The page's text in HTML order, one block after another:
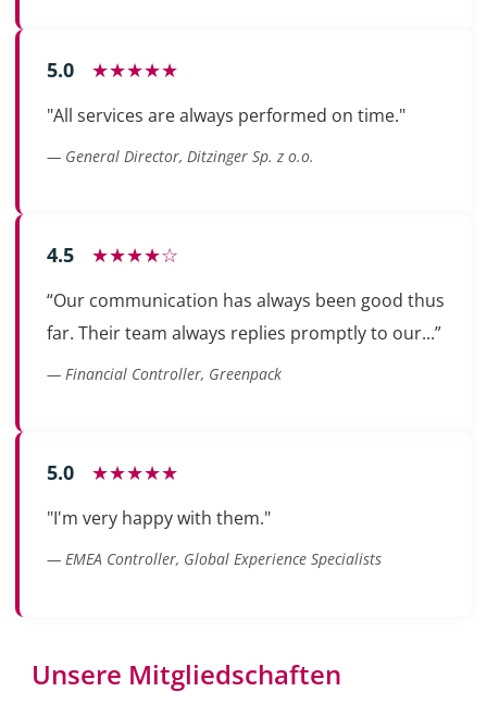
5.0 ★★★★★
"All services are always performed on time."
— General Director, Ditzinger Sp. z o.o.
4.5 ★★★★☆
“Our communication has always been good thus
far. Their team always replies promptly to our...”
— Financial Controller, Greenpack
5.0 ★★★★★
"I'm very happy with them."
— EMEA Controller, Global Experience Specialists
Unsere Mitgliedschaften